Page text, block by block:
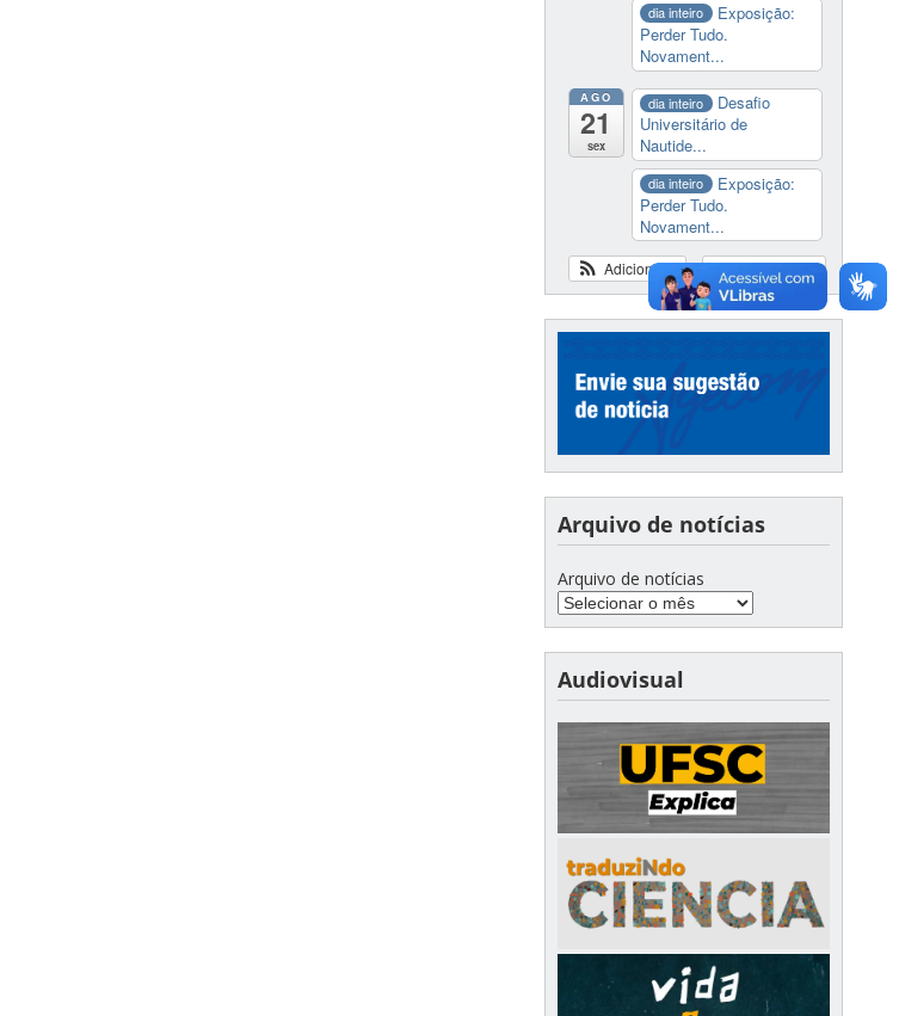
dia inteiro
Exposição:
Perder Tudo.
Novament...
AGO
21
sex
dia inteiro
Desafio
Universitário de
Nautide...
dia inteiro
Exposição:
Perder Tudo.
Novament...
Ver calendário
Adicionar
Arquivo de notícias
Arquivo de notícias
Audiovisual